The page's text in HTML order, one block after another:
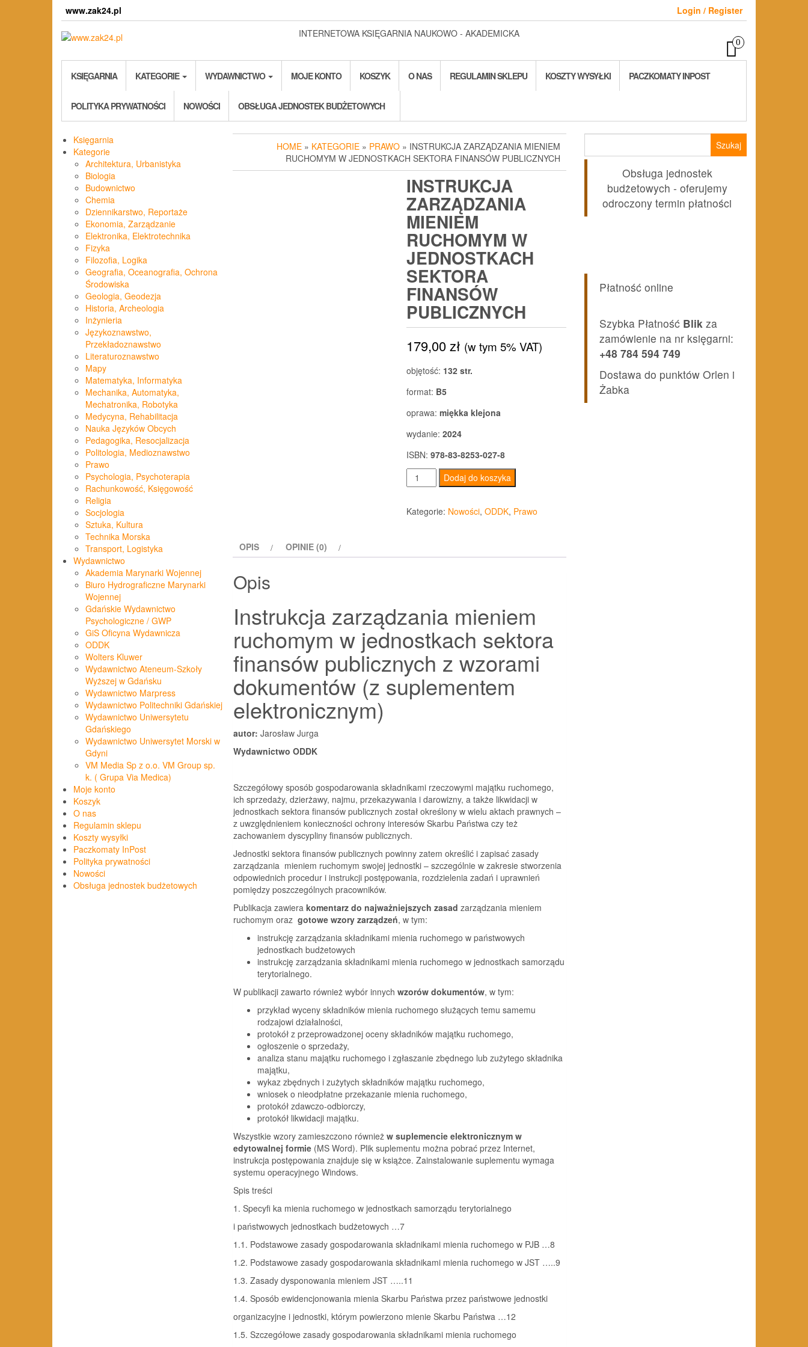
www.zak24.pl
Login / Register
INTERNETOWA KSIĘGARNIA NAUKOWO - AKADEMICKA
0
KSIĘGARNIA KATEGORIE WYDAWNICTWO MOJE KONTO KOSZYK O NAS REGULAMIN SKLEPU KOSZTY WYSYŁKI PACZKOMATY INPOST
POLITYKA PRYWATNOŚCI NOWOŚCI OBSŁUGA JEDNOSTEK BUDŻETOWYCH
Księgarnia
Kategorie
Architektura, Urbanistyka
Biologia
Budownictwo
Chemia
Dziennikarstwo, Reportaże
Ekonomia, Zarządzanie
Elektronika, Elektrotechnika
Fizyka
Filozofia, Logika
Geografia, Oceanografia, Ochrona
Środowiska
Geologia, Geodezja
Historia, Archeologia
Inżynieria
Językoznawstwo,
Przekładoznawstwo
Literaturoznawstwo
Mapy
Matematyka, Informatyka
Mechanika, Automatyka,
Mechatronika, Robotyka
Medycyna, Rehabilitacja
Nauka Języków Obcych
Pedagogika, Resocjalizacja
Politologia, Medioznawstwo
Prawo
Psychologia, Psychoterapia
Rachunkowość, Księgowość
Religia
Socjologia
Sztuka, Kultura
Technika Morska
Transport, Logistyka
Wydawnictwo
Akademia Marynarki Wojennej
Biuro Hydrograficzne Marynarki
Wojennej
Gdańskie Wydawnictwo
Psychologiczne / GWP
GiS Oficyna Wydawnicza
ODDK
Wolters Kluwer
Wydawnictwo Ateneum-Szkoły
Wyższej w Gdańsku
Wydawnictwo Marpress
Wydawnictwo Politechniki Gdańskiej
Wydawnictwo Uniwersytetu
Gdańskiego
Wydawnictwo Uniwersytet Morski w
Gdyni
VM Media Sp z o.o. VM Group sp.
k. ( Grupa Via Medica)
Moje konto
Koszyk
O nas
Regulamin sklepu
Koszty wysyłki
Paczkomaty InPost
Polityka prywatności
Nowości
Obsługa jednostek budżetowych
HOME » KATEGORIE » PRAWO » INSTRUKCJA ZARZĄDZANIA MIENIEM
RUCHOMYM W JEDNOSTKACH SEKTORA FINANSÓW PUBLICZNYCH
INSTRUKCJA
ZARZĄDZANIA
MIENIEM
RUCHOMYM W
JEDNOSTKACH
SEKTORA
FINANSÓW
PUBLICZNYCH
179,00zł (w tym 5% VAT)
objętość: 132 str.
format: B5
oprawa: miękka klejona
wydanie: 2024
ISBN: 978-83-8253-027-8
ilość
Instrukcja
zarządzania
mieniem
publicznych
Dodaj do koszyka
Kategorie: Nowości, ODDK, Prawo
OPIS OPINIE (0)
Opis
Instrukcja zarządzania mieniem
ruchomym w jednostkach sektora
finansów publicznych z wzorami
dokumentów (z suplementem
elektronicznym)
autor: Jarosław Jurga
Wydawnictwo ODDK
Szczegółowy sposób gospodarowania składnikami rzeczowymi majątku ruchomego,
ich sprzedaży, dzierżawy, najmu, przekazywania i darowizny, a także likwidacji w
jednostkach sektora finansów publicznych został określony w wielu aktach prawnych –
z uwzględnieniem konieczności ochrony interesów Skarbu Państwa czy też
zachowaniem dyscypliny finansów publicznych.
Jednostki sektora finansów publicznych powinny zatem określić i zapisać zasady
zarządzania mieniem ruchomym swojej jednostki – szczególnie w zakresie stworzenia
odpowiednich procedur i instrukcji postępowania, rozdzielenia zadań i uprawnień
pomiędzy poszczególnych pracowników.
Publikacja zawiera komentarz do najważniejszych zasad zarządzania mieniem
ruchomym oraz gotowe wzory zarządzeń, w tym:
instrukcję zarządzania składnikami mienia ruchomego w państwowych
jednostkach budżetowych
instrukcję zarządzania składnikami mienia ruchomego w jednostkach samorządu
terytorialnego.
W publikacji zawarto również wybór innych wzorów dokumentów, w tym:
przykład wyceny składników mienia ruchomego służących temu samemu
rodzajowi działalności,
protokół z przeprowadzonej oceny składników majątku ruchomego,
ogłoszenie o sprzedaży,
analiza stanu majątku ruchomego i zgłaszanie zbędnego lub zużytego składnika
majątku,
wykaz zbędnych i zużytych składników majątku ruchomego,
wniosek o nieodpłatne przekazanie mienia ruchomego,
protokół zdawczo-odbiorczy,
protokół likwidacji majątku.
Wszystkie wzory zamieszczono również w suplemencie elektronicznym w
edytowalnej formie (MS Word). Plik suplementu można pobrać przez Internet,
instrukcja postępowania znajduje się w książce. Zainstalowanie suplementu wymaga
systemu operacyjnego Windows.
Spis treści
1. Specyfi ka mienia ruchomego w jednostkach samorządu terytorialnego
i państwowych jednostkach budżetowych …7
1.1. Podstawowe zasady gospodarowania składnikami mienia ruchomego w PJB …8
1.2. Podstawowe zasady gospodarowania składnikami mienia ruchomego w JST …..9
1.3. Zasady dysponowania mieniem JST …..11
1.4. Sposób ewidencjonowania mienia Skarbu Państwa przez państwowe jednostki
organizacyjne i jednostki, którym powierzono mienie Skarbu Państwa …12
1.5. Szczegółowe zasady gospodarowania składnikami mienia ruchomego
Obsługa jednostek
budżetowych - oferujemy
odroczony termin płatności
Płatność online
Szybka Płatność Blik za
zamówienie na nr księgarni:
+48 784 594 749
Dostawa do punktów Orlen i
Żabka